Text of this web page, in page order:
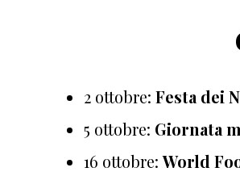
2 ottobre: Festa dei
5 ottobre: Giornata
16 ottobre:World